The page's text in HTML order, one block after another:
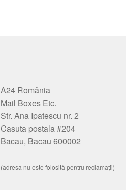
A24 România
Mail Boxes Etc.
Str. Ana Ipatescu nr. 2
Casuta postala #204
Bacau, Bacau 600002
(adresa nu este folosită pentru reclamații)